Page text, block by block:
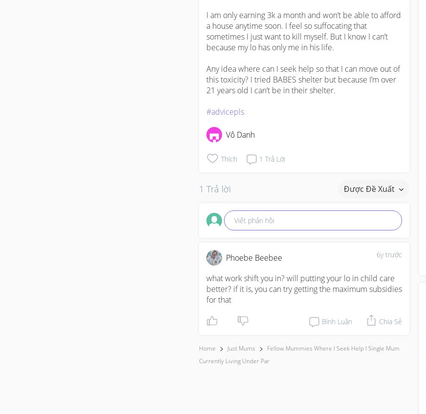
I am only earning 3k a month and won’t be able to afford
a house anytime soon. I feel so suffocating that
sometimes I just want to kill myself. But I know I can’t
because my lo has only me in his life.
Any idea where can I seek help so that I can move out of
this toxicity? I tried BABES shelter but because I’m over
21 years old I can’t be in their shelter.
#advicepls
Vô Danh
Thích 1 Trả Lời
1 Trả lời Được Đề Xuất
Viết phản hồi
6y trước
Phoebe Beebee
what work shift you in? will putting your lo in child care
better? if it is, you can try getting the maximum subsidies
for that
Bình Luận Chia Sẻ
Home Just Mums
Fellow Mummies Where I Seek Help I Single Mum
Currently Living Under Par